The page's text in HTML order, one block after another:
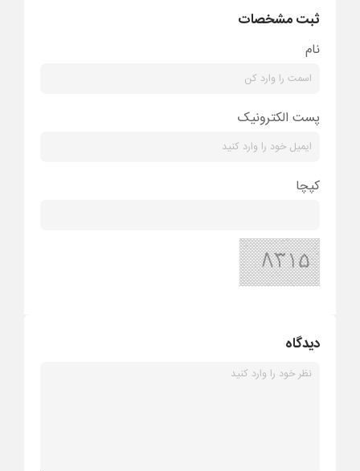
ثبت مشخصات
نام
پست الکترونیک
کپچا
دیدگاه